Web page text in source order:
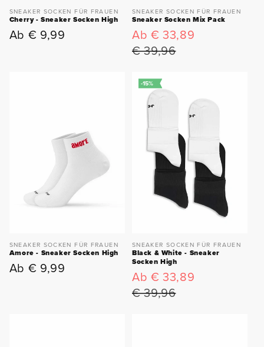
SNEAKER SOCKEN FÜR FRAUEN
Cherry - Sneaker Socken High
Normaler
Ab € 9,99
SNEAKER SOCKEN FÜR FRAUEN
Sneaker Socken Mix Pack
Verkaufspreis
Ab € 33,89
€ 39,96
SNEAKER SOCKEN FÜR FRAUEN
Amore - Sneaker Socken High
Normaler
Ab € 9,99
-15%
SNEAKER SOCKEN FÜR FRAUEN
Black & White - Sneaker
Socken High
Verkaufspreis
Ab € 33,89
€ 39,96